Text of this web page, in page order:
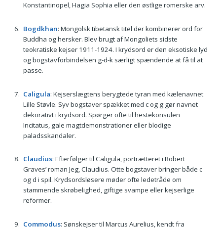
Konstantinopel, Hagia Sophia eller den østlige romerske arv.
Bogdkhan: Mongolsk tibetansk titel der kombinerer ord for
Buddha og hersker. Blev brugt af Mongoliets sidste
teokratiske kejser 1911-1924. I krydsord er den eksotiske lyd
og bogstavforbindelsen g-d-k særligt spændende at få til at
passe.
Caligula: Kejserslægtens berygtede tyran med kælenavnet
Lille Støvle. Syv bogstaver spækket med c og g gør navnet
dekorativt i krydsord. Spørger ofte til hestekonsulen
Incitatus, gale magtdemonstrationer eller blodige
paladsskandaler.
Claudius: Efterfølger til Caligula, portrætteret i Robert
Graves’ roman Jeg, Claudius. Otte bogstaver bringer både c
og d i spil. Krydsordsløsere møder ofte ledetråde om
stammende skrøbelighed, giftige svampe eller kejserlige
reformer.
Commodus: Sønskejser til Marcus Aurelius, kendt fra